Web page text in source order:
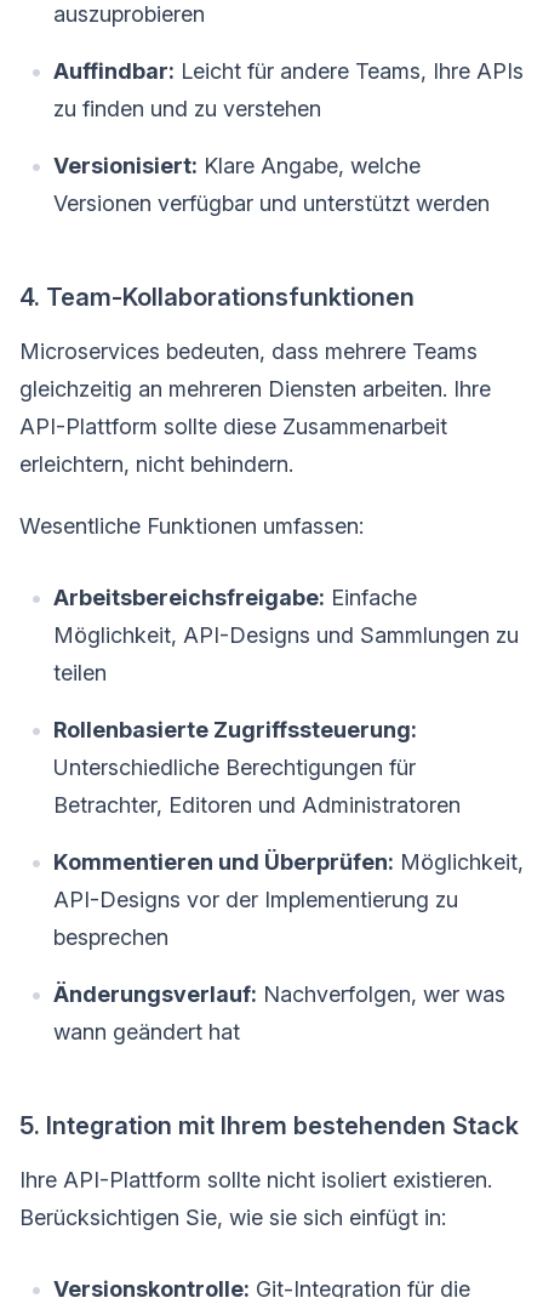
auszuprobieren
Auffindbar: Leicht für andere Teams, Ihre APIs
zu finden und zu verstehen
Versionisiert: Klare Angabe, welche
Versionen verfügbar und unterstützt werden
4. Team-Kollaborationsfunktionen
Microservices bedeuten, dass mehrere Teams
gleichzeitig an mehreren Diensten arbeiten. Ihre
API-Plattform sollte diese Zusammenarbeit
erleichtern, nicht behindern.
Wesentliche Funktionen umfassen:
Arbeitsbereichsfreigabe: Einfache
Möglichkeit, API-Designs und Sammlungen zu
teilen
Rollenbasierte Zugriffssteuerung:
Unterschiedliche Berechtigungen für
Betrachter, Editoren und Administratoren
Kommentieren und Überprüfen: Möglichkeit,
API-Designs vor der Implementierung zu
besprechen
Änderungsverlauf: Nachverfolgen, wer was
wann geändert hat
5. Integration mit Ihrem bestehenden Stack
Ihre API-Plattform sollte nicht isoliert existieren.
Berücksichtigen Sie, wie sie sich einfügt in:
Versionskontrolle: Git-Integration für die